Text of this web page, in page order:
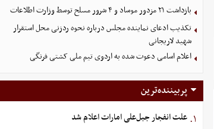
بازداشت ۲۱ مزدور موساد و ۴ شرور مسلح توسط وزارت اطلاعات
تکذیب ادعای نماینده مجلس درباره نحوه ردزنی محل استقرار
شهید لاریجانی
اعلام اسامی دعوت شده به اردوی تیم ملی کشتی فرنگی
پربیننده‌ترین
۱. علت انفجار جبل‌علی امارات اعلام شد